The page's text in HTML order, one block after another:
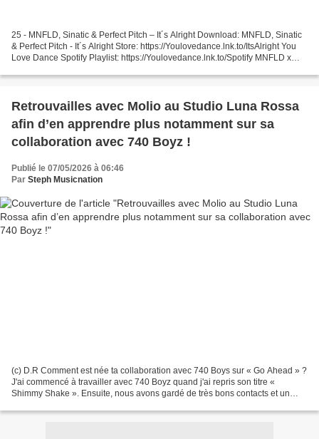
25 - MNFLD, Sinatic & Perfect Pitch – It´s Alright Download: MNFLD, Sinatic
& Perfect Pitch - It´s Alright Store: https://Youlovedance.lnk.to/ItsAlright You
Love Dance Spotify Playlist: https://Youlovedance.lnk.to/Spotify MNFLD x
Retrouvailles avec Molio au Studio Luna Rossa
afin d’en apprendre plus notamment sur sa
collaboration avec 740 Boyz !
Publié le 07/05/2026 à 06:46
Par Steph Musicnation
(c) D.R Comment est née ta collaboration avec 740 Boys sur « Go Ahead » ?
J'ai commencé à travailler avec 740 Boyz quand j'ai repris son titre «
Shimmy Shake ». Ensuite, nous avons gardé de très bons contacts et un